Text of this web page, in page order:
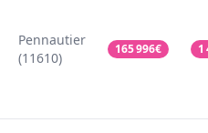
Pennautier
(11610)
165 996€ 1